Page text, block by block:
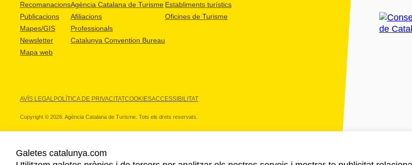
Recomanacions
Publicacions
Mapes/GIS
Newsletter
Mapa web
Agència Catalana de Turisme
Afiliacions
Professionals
Catalunya Convention Bureau
Establiments turístics
Oficines de Turisme
AVÍS LEGALPOLÍTICA DE PRIVACITATCOOKIESACCESSIBILITAT
Copyright © 2026. Agència Catalana de Turisme. Tots els drets reservats.
Galetes catalunya.com